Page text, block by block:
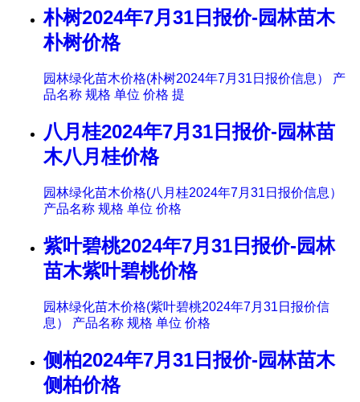
朴树2024年7月31日报价-园林苗木
朴树价格
园林绿化苗木价格(朴树2024年7月31日报价信息） 产
品名称 规格 单位 价格 提
八月桂2024年7月31日报价-园林苗
木八月桂价格
园林绿化苗木价格(八月桂2024年7月31日报价信息）
产品名称 规格 单位 价格
紫叶碧桃2024年7月31日报价-园林
苗木紫叶碧桃价格
园林绿化苗木价格(紫叶碧桃2024年7月31日报价信
息） 产品名称 规格 单位 价格
侧柏2024年7月31日报价-园林苗木
侧柏价格